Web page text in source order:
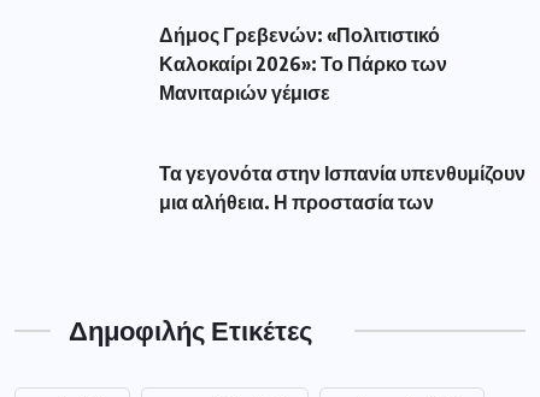
Δήμος Γρεβενών: «Πολιτιστικό
Καλοκαίρι 2026»: Το Πάρκο των
Μανιταριών γέμισε
Τα γεγονότα στην Ισπανία υπενθυμίζουν
μια αλήθεια. Η προστασία των
Δημοφιλής Ετικέτες